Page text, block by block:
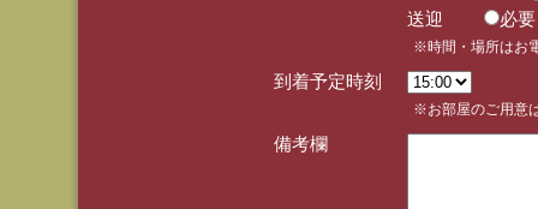
送迎
※時間・場所はお
到着予定時刻
※お部屋のご用意
備考欄